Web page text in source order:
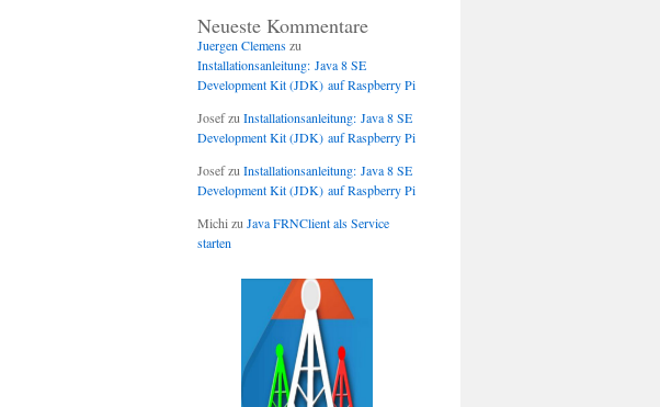
Neueste Kommentare
Juergen Clemenszu
Installationsanleitung: Java 8 SE
Development Kit (JDK) auf Raspberry Pi
Josefzu Installationsanleitung: Java 8 SE
Development Kit (JDK) auf Raspberry Pi
Josefzu Installationsanleitung: Java 8 SE
Development Kit (JDK) auf Raspberry Pi
Michi zu Java FRNClient als Service
starten